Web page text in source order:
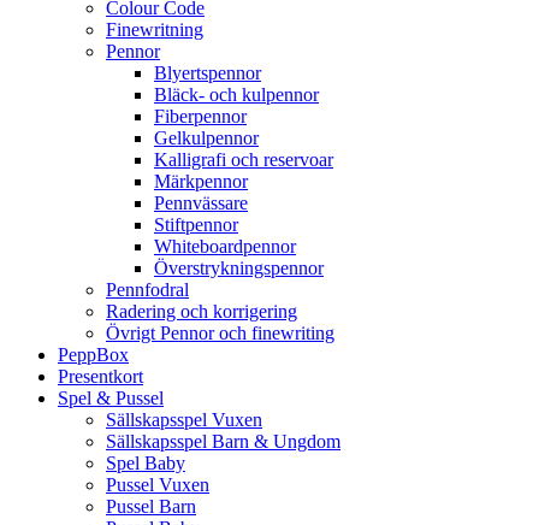
Colour Code
Finewritning
Pennor
Blyertspennor
Bläck- och kulpennor
Fiberpennor
Gelkulpennor
Kalligrafi och reservoar
Märkpennor
Pennvässare
Stiftpennor
Whiteboardpennor
Överstrykningspennor
Pennfodral
Radering och korrigering
Övrigt Pennor och finewriting
PeppBox
Presentkort
Spel & Pussel
Sällskapsspel Vuxen
Sällskapsspel Barn & Ungdom
Spel Baby
Pussel Vuxen
Pussel Barn